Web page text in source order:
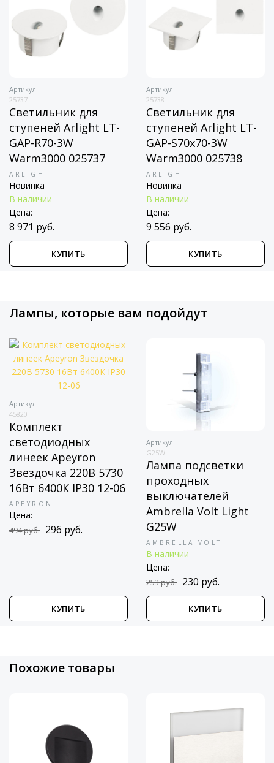
Светильник для
ступеней Arlight LT-
GAP 031167
В наличии
Цена:
9 556 руб.
КУПИТЬ
Артикул
25737
Светильник для
ступеней Arlight LT-
GAP-R70-3W
Warm3000 025737
ARLIGHT
Новинка
В наличии
Цена:
8 971 руб.
КУПИТЬ
Лампы, которые вам подойдут
Артикул
Лампа подсветки
проходных
выключателей
Ambrella Volt Light
G25W
КУПИТЬ
13531
Лампа
Gauss GU5.3 11W
6500K матовая
В наличии
439 руб.
КУПИТЬ
Похожие товары
Подсветка для